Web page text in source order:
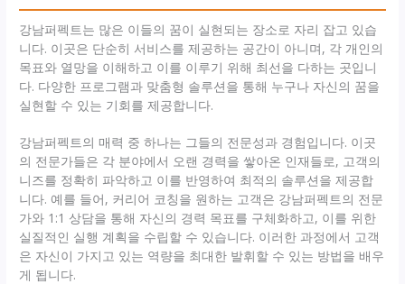
강남퍼펙트는 많은 이들의 꿈이 실현되는 장소로 자리 잡고 있습
니다. 이곳은 단순히 서비스를 제공하는 공간이 아니며, 각 개인의
목표와 열망을 이해하고 이를 이루기 위해 최선을 다하는 곳입니
다. 다양한 프로그램과 맞춤형 솔루션을 통해 누구나 자신의 꿈을
실현할 수 있는 기회를 제공합니다.
강남퍼펙트의 매력 중 하나는 그들의 전문성과 경험입니다. 이곳
의 전문가들은 각 분야에서 오랜 경력을 쌓아온 인재들로, 고객의
니즈를 정확히 파악하고 이를 반영하여 최적의 솔루션을 제공합
니다. 예를 들어, 커리어 코칭을 원하는 고객은 강남퍼펙트의 전문
가와 1:1 상담을 통해 자신의 경력 목표를 구체화하고, 이를 위한
실질적인 실행 계획을 수립할 수 있습니다. 이러한 과정에서 고객
은 자신이 가지고 있는 역량을 최대한 발휘할 수 있는 방법을 배우
게 됩니다.